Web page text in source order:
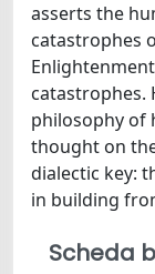
asserts the
catastrophes
catastrophes.
philosophy of
thought on
dialectic key:
in building
Scheda